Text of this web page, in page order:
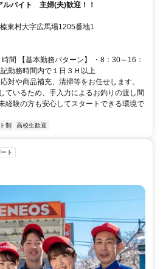
ルバイト 主婦(夫)歓迎！！
東村大字広馬場1205番地1
間 【基本勤務パターン】 ・8：30～16：
勤務時間内で１日３Ｈ以上
対や商品補充、清掃等をお任せします。
ているため、手入力によるお釣りの渡し間
経験の方も安心してスタートできる環境で
制 高校生歓迎
ト